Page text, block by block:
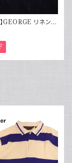
GEORGE リネンレ
黒 ボックスシルエ